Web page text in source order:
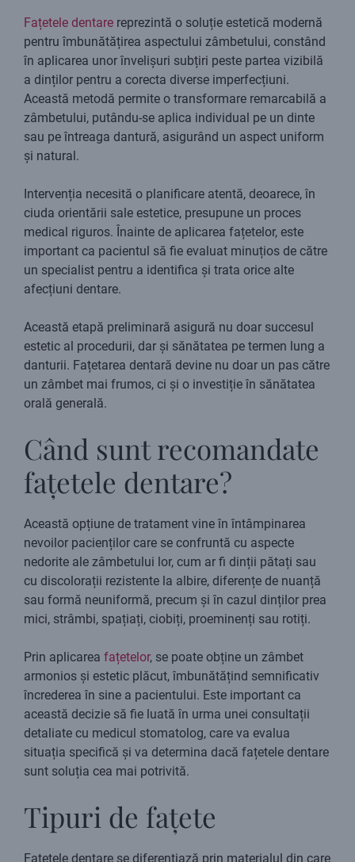
Fațetele dentare reprezintă o soluție estetică modernă
pentru îmbunătățirea aspectului zâmbetului, constând
în aplicarea unor învelișuri subțiri peste partea vizibilă
a dinților pentru a corecta diverse imperfecțiuni.
Această metodă permite o transformare remarcabilă a
zâmbetului, putându-se aplica individual pe un dinte
sau pe întreaga dantură, asigurând un aspect uniform
și natural.
Intervenția necesită o planificare atentă, deoarece, în
ciuda orientării sale estetice, presupune un proces
medical riguros. Înainte de aplicarea fațetelor, este
important ca pacientul să fie evaluat minuțios de către
un specialist pentru a identifica și trata orice alte
afecțiuni dentare.
Această etapă preliminară asigură nu doar succesul
estetic al procedurii, dar și sănătatea pe termen lung a
danturii. Fațetarea dentară devine nu doar un pas către
un zâmbet mai frumos, ci și o investiție în sănătatea
orală generală.
Când sunt recomandate
fațetele dentare?
Această opțiune de tratament vine în întâmpinarea
nevoilor pacienților care se confruntă cu aspecte
nedorite ale zâmbetului lor, cum ar fi dinții pătați sau
cu discolorații rezistente la albire, diferențe de nuanță
sau formă neuniformă, precum și în cazul dinților prea
mici, strâmbi, spațiați, ciobiți, proeminenți sau rotiți.
Prin aplicarea fațetelor, se poate obține un zâmbet
armonios și estetic plăcut, îmbunătățind semnificativ
încrederea în sine a pacientului. Este important ca
această decizie să fie luată în urma unei consultații
detaliate cu medicul stomatolog, care va evalua
situația specifică și va determina dacă fațetele dentare
sunt soluția cea mai potrivită.
Tipuri de fațete
Fațetele dentare se diferențiază prin materialul din care